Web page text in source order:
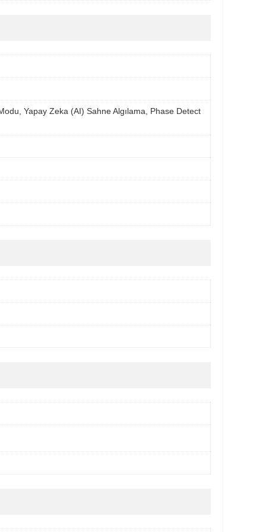
Yapay Zeka (AI) Sahne Algılama, Phase Detect